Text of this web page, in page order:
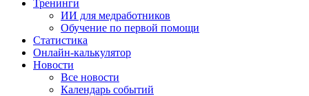
Тренинги
ИИ для медработников
Обучение по первой помощи
Статистика
Онлайн-калькулятор
Новости
Все новости
Календарь событий